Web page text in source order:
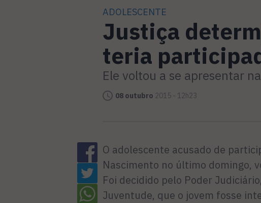
ADOLESCENTE
Justiça
teria
Ele voltou a se apresentar
08 outubro 2015 - 12h23
O adolescente acusado de
Nascimento no último domingo,
Foi decidido pelo Poder
Juventude, que o jovem fosse